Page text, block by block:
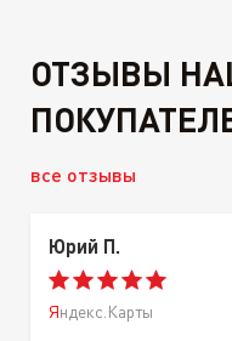
ОТЗЫВЫ
все отзывы
Юрий П.
Яндекс.Карты